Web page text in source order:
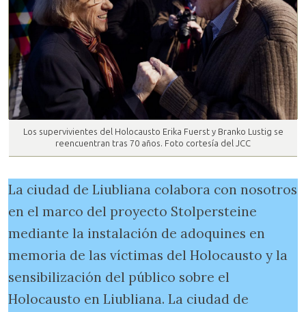
Los supervivientes del Holocausto Erika Fuerst y Branko Lustig se
reencuentran tras 70 años. Foto cortesía del JCC
La ciudad de Liubliana colabora con nosotros
en el marco del proyecto Stolpersteine
mediante la instalación de adoquines en
memoria de las víctimas del Holocausto y la
sensibilización del público sobre el
Holocausto en Liubliana. La ciudad de